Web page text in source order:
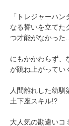
「トレジャーハ
なる誓いを立てた
つ才能がなかった
にもかかわらず、
が跳ね上がってい
人間離れした幼馴
土下座スキル!?
大人気の勘違いコ